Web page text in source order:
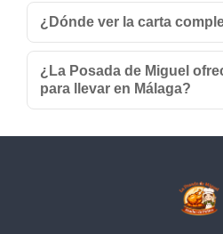
¿Dónde ver la carta
¿La Posada de Miguel
para llevar en Málaga?